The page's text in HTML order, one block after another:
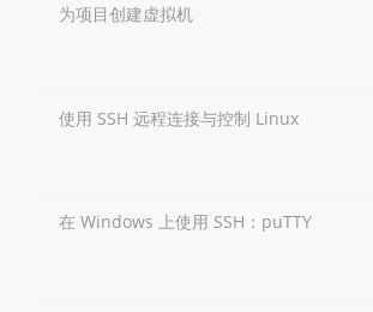
为项目创建虚拟机
使用 SSH 远程连接与控制 Linux
在 Windows 上使用 SSH：puTTY